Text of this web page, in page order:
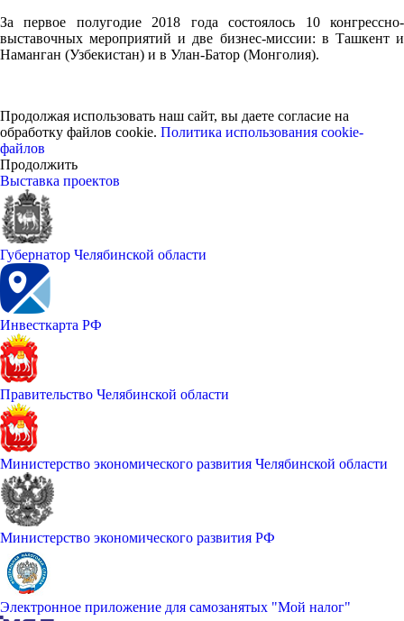
За первое полугодие 2018 года состоялось 10 конгрессно-
выставочных мероприятий и две бизнес-миссии: в Ташкент и
Наманган (Узбекистан) и в Улан-Батор (Монголия).
Продолжая использовать наш сайт, вы даете согласие на
обработку файлов cookie. Политика использования cookie-
файлов
Продолжить
Выставка проектов
Губернатор Челябинской области
Инвесткарта РФ
Правительство Челябинской области
Министерство экономического развития Челябинской области
Министерство экономического развития РФ
Электронное приложение для самозанятых "Мой налог"